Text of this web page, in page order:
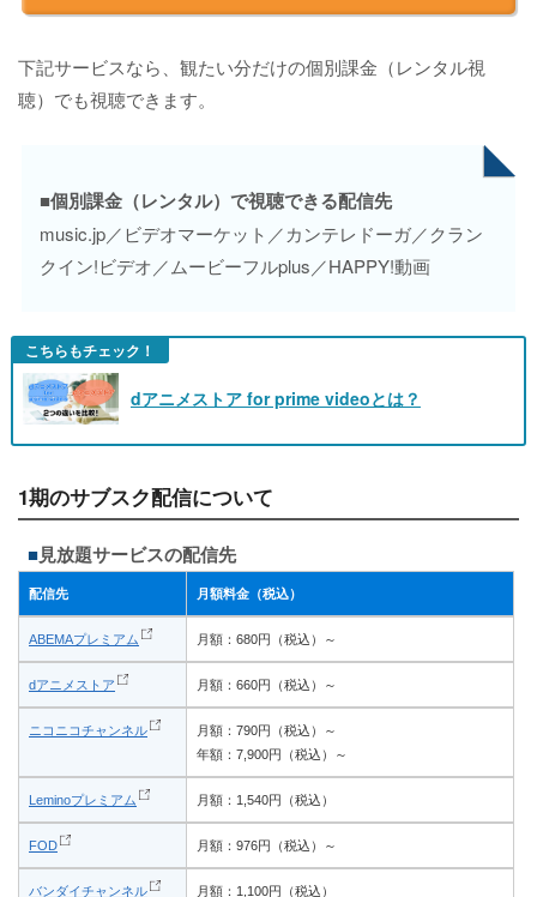
下記サービスなら、観たい分だけの個別課金（レンタル視
聴）でも視聴できます。
■個別課金（レンタル）で視聴できる配信先
music.jp／ビデオマーケット／カンテレドーガ／クラン
クイン!ビデオ／ムービーフルplus／HAPPY!動画
こちらもチェック！
dアニメストア for prime videoとは？
1期のサブスク配信について
見放題サービスの配信先
配信先 月額料金（税込）
ABEMAプレミアム 月額：680円（税込）～
dアニメストア 月額：660円（税込）～
ニコニコチャンネル
月額：790円（税込）～
年額：7,900円（税込）～
Leminoプレミアム 月額：1,540円（税込）
FOD 月額：976円（税込）～
バンダイチャンネル 月額：1,100円（税込）